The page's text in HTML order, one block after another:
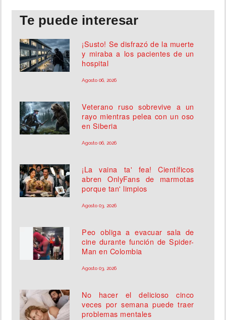
Te puede interesar
¡Susto! Se disfrazó de la muerte
y miraba a los pacientes de un
hospital
Agosto 06, 2026
Veterano ruso sobrevive a un
rayo mientras pelea con un oso
en Siberia
Agosto 06, 2026
¡La vaina ta' fea! Científicos
abren OnlyFans de marmotas
porque tan' limpios
Agosto 03, 2026
Peo obliga a evacuar sala de
cine durante función de Spider-
Man en Colombia
Agosto 03, 2026
No hacer el delicioso cinco
veces por semana puede traer
problemas mentales